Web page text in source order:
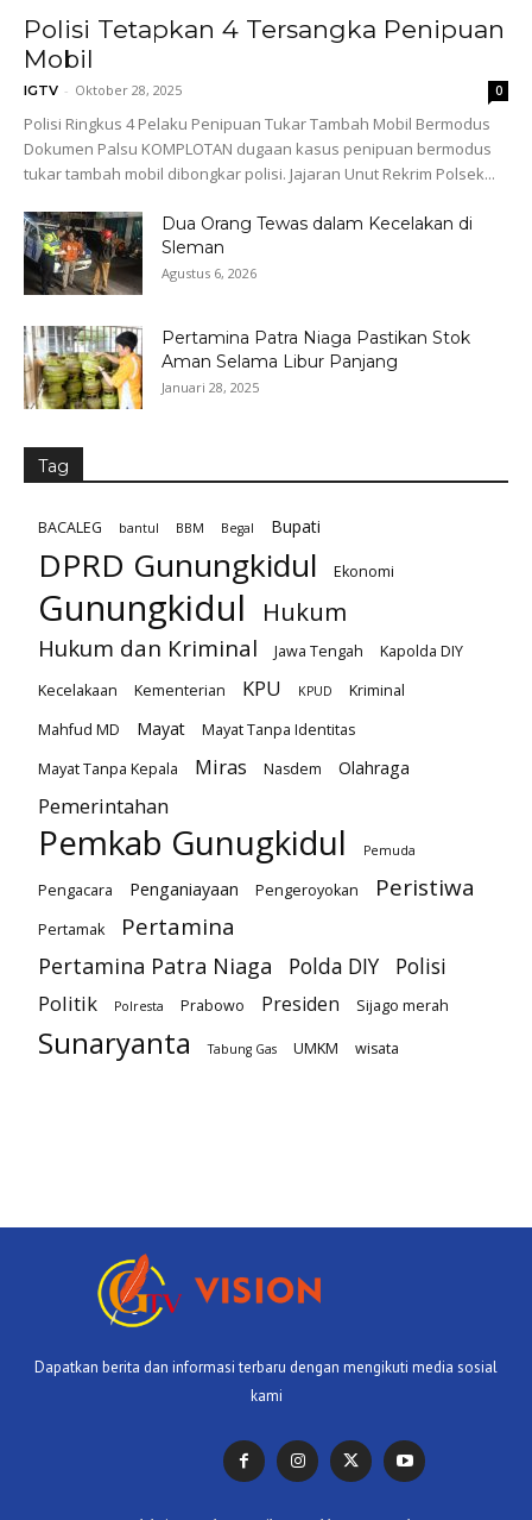
Polisi Tetapkan 4 Tersangka Penipuan
Mobil
IGTV - Oktober 28, 2025 0
Polisi Ringkus 4 Pelaku Penipuan Tukar Tambah Mobil Bermodus
Dokumen Palsu KOMPLOTAN dugaan kasus penipuan bermodus
tukar tambah mobil dibongkar polisi. Jajaran Unut Rekrim Polsek...
Dua Orang Tewas dalam Kecelakan di
Sleman
Agustus 6, 2026
Pertamina Patra Niaga Pastikan Stok
Aman Selama Libur Panjang
Januari 28, 2025
Tag
BACALEG bantul BBM Begal Bupati
DPRD Gunungkidul Ekonomi
Gunungkidul Hukum
Hukum dan Kriminal Jawa Tengah
Kapolda DIY
Kecelakaan
Kementerian KPU KPUD
Kriminal
Mahfud MD
Mayat
Mayat Tanpa Identitas
Mayat Tanpa Kepala
Miras Nasdem Olahraga
Pemerintahan
Pemkab Gunugkidul Pemuda
Pengacara Penganiayaan Pengeroyokan Peristiwa
Pertamak Pertamina
Pertamina Patra Niaga Polda DIY
Polisi
Politik
Polresta Prabowo Presiden Sijago merah
Sunaryanta Tabung Gas UMKM wisata
Dapatkan berita dan informasi terbaru dengan mengikuti media sosial
kami